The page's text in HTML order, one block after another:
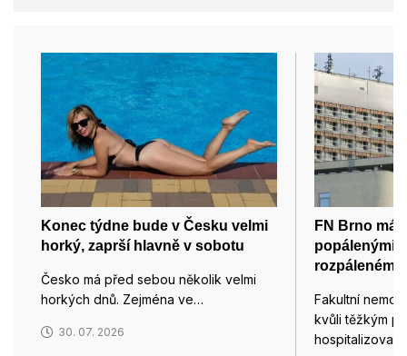
Konec týdne bude v Česku velmi
horký, zaprší hlavně v sobotu
Česko má před sebou několik velmi
horkých dnů. Zejména ve…
30. 07. 2026
FN Brno má
popálenými
rozpáleném
Fakultní
kvůli těžkým